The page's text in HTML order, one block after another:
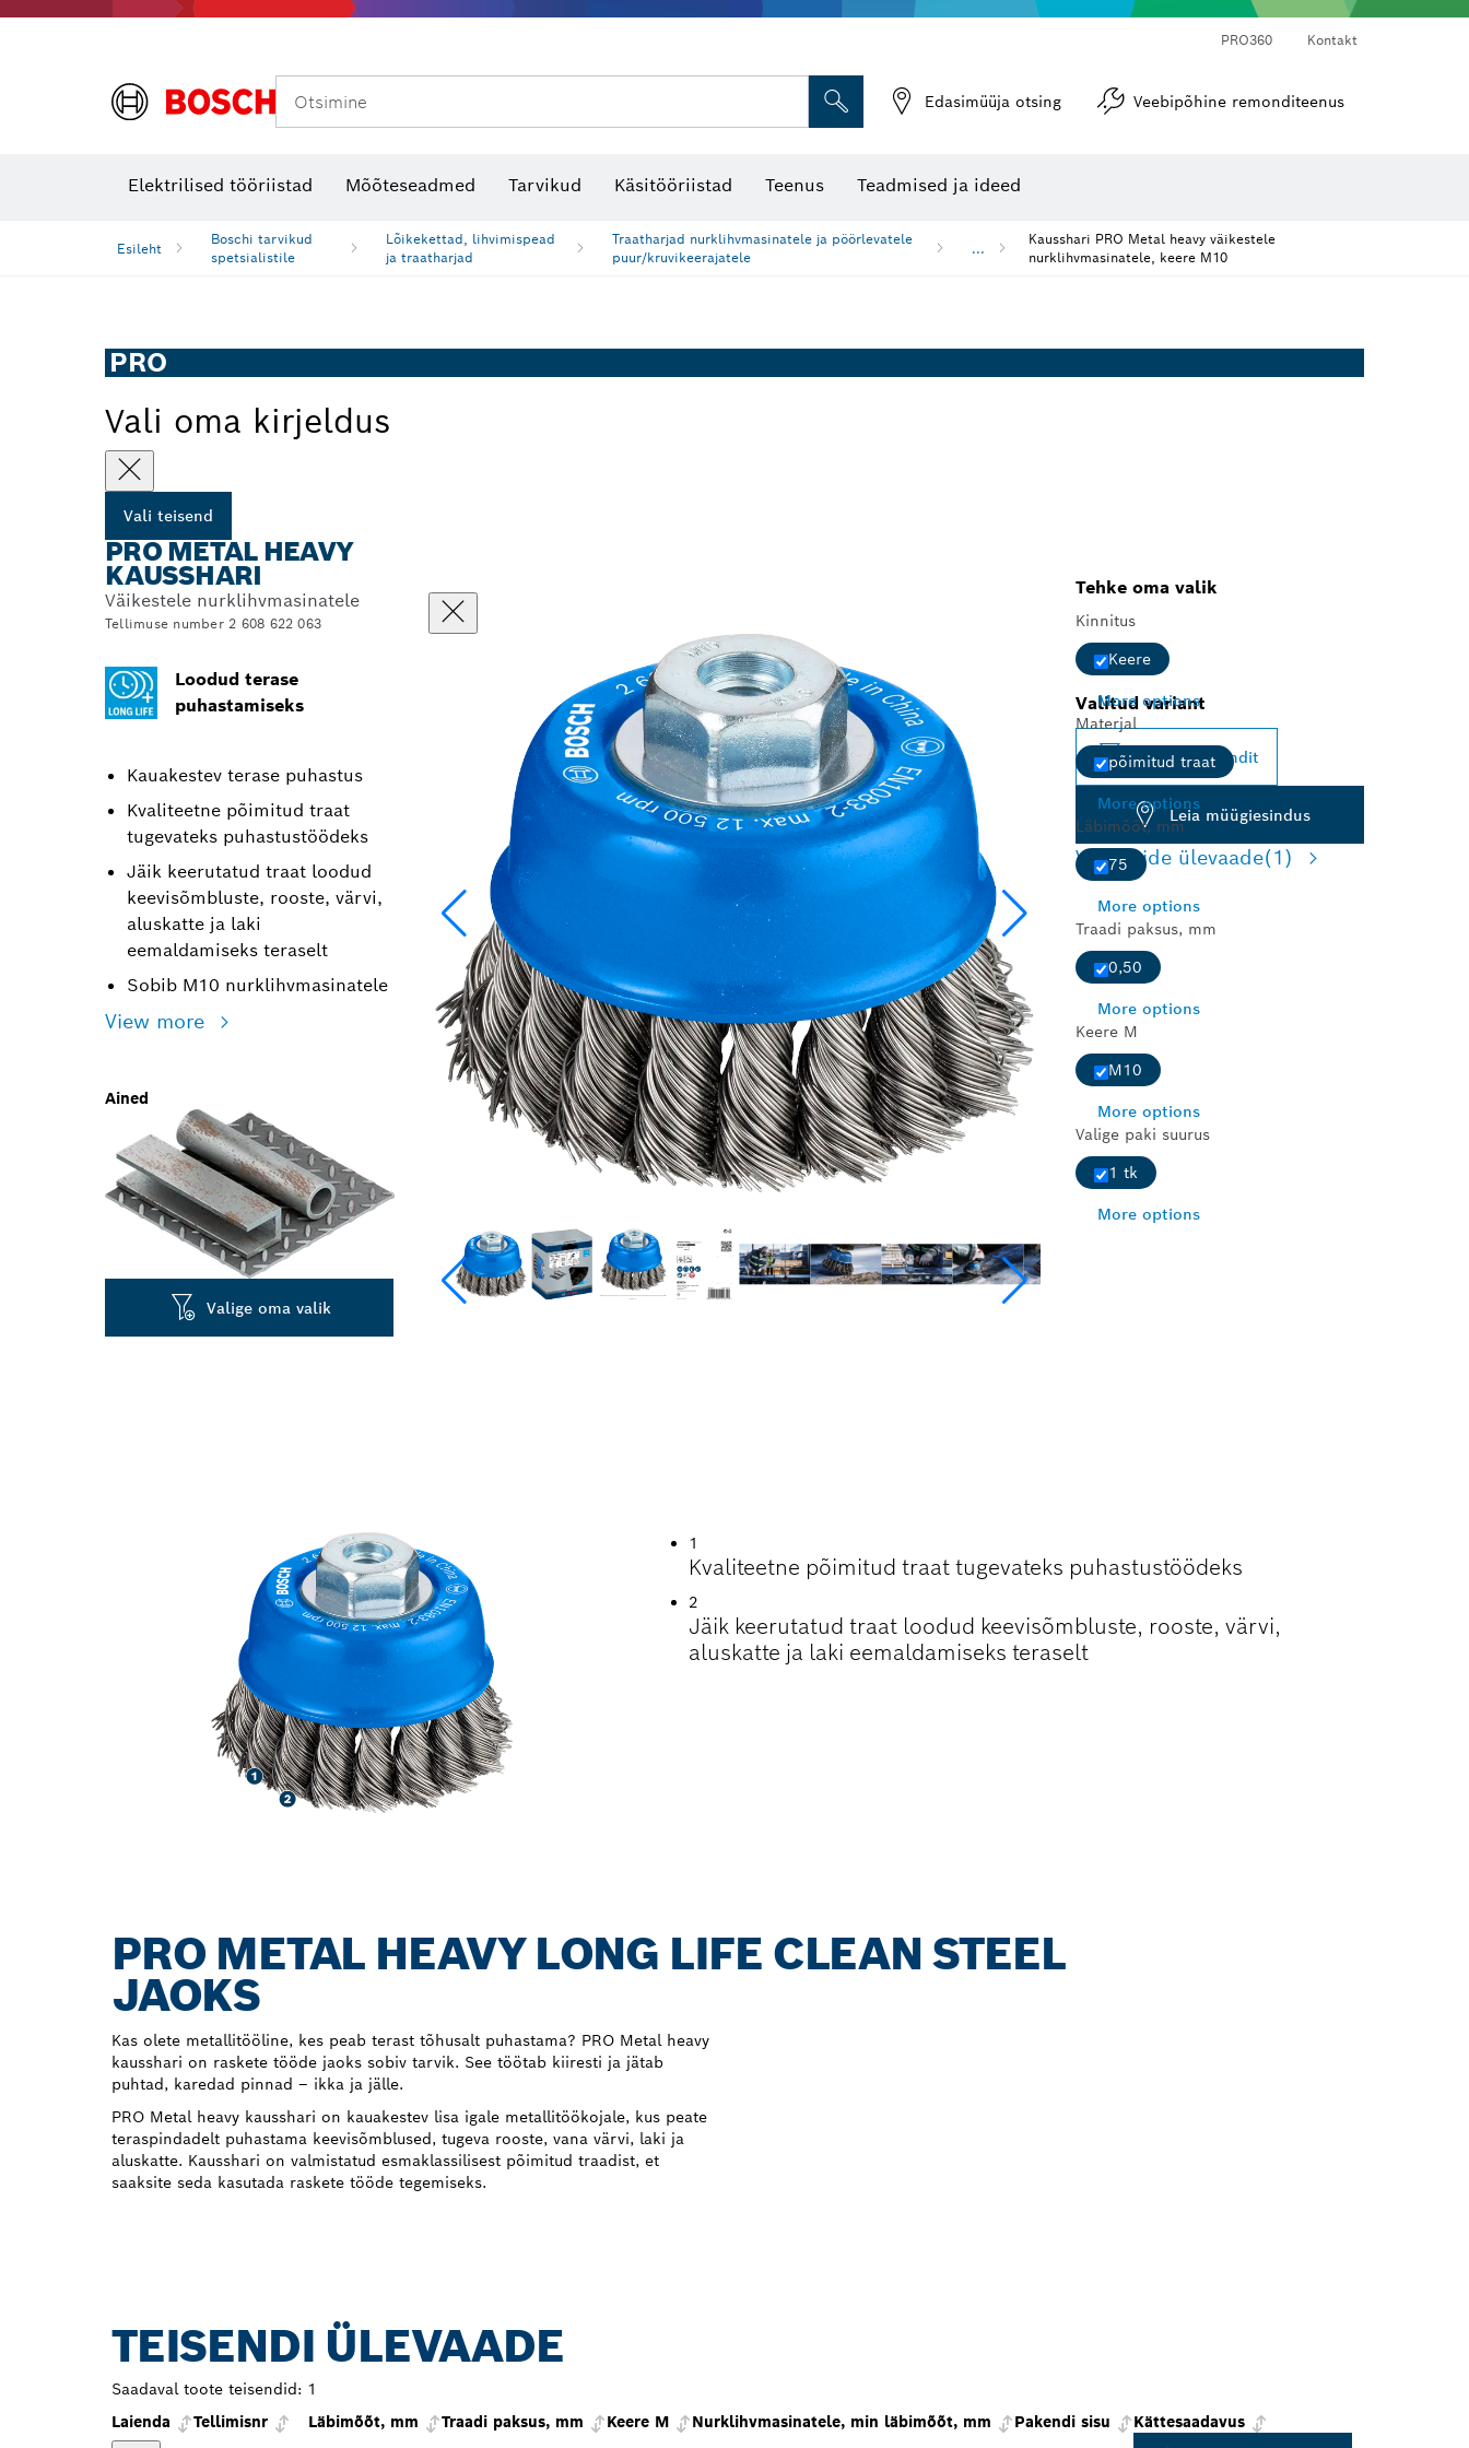
PRO360 Kontakt
Otsimine Edasimüüja otsing Veebipõhine remonditeenus
Elektrilised tööriistad Mõõteseadmed Tarvikud Käsitööriistad Teenus Teadmised ja ideed
Esileht
Boschi tarvikud
spetsialistile
Lõikekettad, lihvimispead
ja traatharjad
Traatharjad nurklihvmasinatele ja pöörlevatele
puur/kruvikeerajatele
...
Kausshari PRO Metal heavy väikestele
nurklihvmasinatele, keere M10
PRO
Vali oma kirjeldus
Vali teisend
PRO METAL HEAVY
KAUSSHARI
Väikestele nurklihvmasinatele
Tellimuse number 2 608 622 063
Loodud terase
puhastamiseks
Kauakestev terase puhastus
Kvaliteetne põimitud traat
tugevateks puhastustöödeks
Jäik keerutatud traat loodud
keevisõmbluste, rooste, värvi,
aluskatte ja laki
eemaldamiseks teraselt
Sobib M10 nurklihvmasinatele
View more
Ained
Valige oma valik
Tehke oma valik
Kinnitus
Keere
More options
Materjal
põimitud traat
More options
Läbimõõt, mm
75
More options
Traadi paksus, mm
0,50
More options
Keere M
M10
More options
Valige paki suurus
1 tk
More options
Valitud variant
Muuda teisendit
Leia müügiesindus
Variantide ülevaade(1)
1
Kvaliteetne põimitud traat tugevateks puhastustöödeks
2
Jäik keerutatud traat loodud keevisõmbluste, rooste, värvi,
aluskatte ja laki eemaldamiseks teraselt
PRO METAL HEAVY LONG LIFE CLEAN STEEL
JAOKS
Kas olete metallitööline, kes peab terast tõhusalt puhastama? PRO Metal heavy
kausshari on raskete tööde jaoks sobiv tarvik. See töötab kiiresti ja jätab
puhtad, karedad pinnad – ikka ja jälle.
PRO Metal heavy kausshari on kauakestev lisa igale metallitöökojale, kus peate
teraspindadelt puhastama keevisõmblused, tugeva rooste, vana värvi, laki ja
aluskatte. Kausshari on valmistatud esmaklassilisest põimitud traadist, et
saaksite seda kasutada raskete tööde tegemiseks.
TEISENDI ÜLEVAADE
Saadaval toote teisendid: 1
Laienda
Tellimisnr Läbimõõt, mm Traadi paksus, mm Keere M Nurklihvmasinatele, min läbimõõt, mm Pakendi sisu
Kättesaadavus